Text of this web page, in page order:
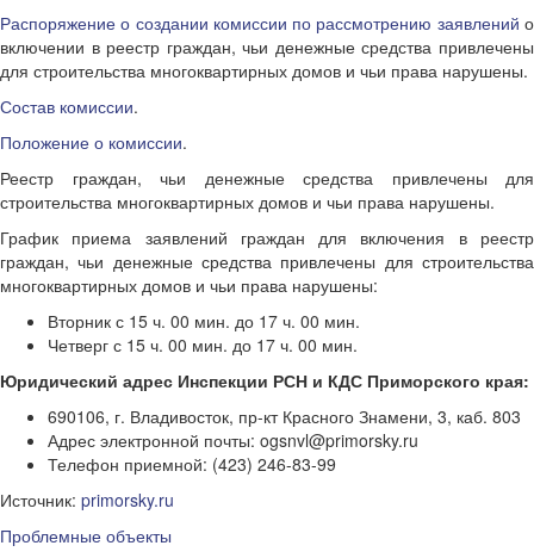
Распоряжение о создании комиссии по рассмотрению заявлений о
включении в реестр граждан, чьи денежные средства привлечены
для строительства многоквартирных домов и чьи права нарушены.
Состав комиссии.
Положение о комиссии.
Реестр граждан, чьи денежные средства привлечены для
строительства многоквартирных домов и чьи права нарушены.
График приема заявлений граждан для включения в реестр
граждан, чьи денежные средства привлечены для строительства
многоквартирных домов и чьи права нарушены:
Вторник с 15 ч. 00 мин. до 17 ч. 00 мин.
Четверг с 15 ч. 00 мин. до 17 ч. 00 мин.
Юридический адрес Инспекции РСН и КДС Приморского края:
690106, г. Владивосток, пр-кт Красного Знамени, 3, каб. 803
Адрес электронной почты: ogsnvl@primorsky.ru
Телефон приемной: (423) 246-83-99
Источник: primorsky.ru
Проблемные объекты